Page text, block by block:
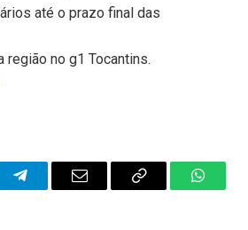
até o prazo final das
região no g1 Tocantins.
TelegramEmail
Copy